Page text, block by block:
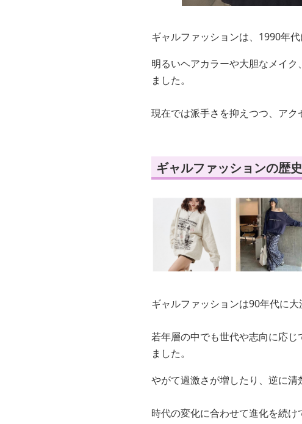
ギャルファッションは、1990年
明るいヘアカラーや大胆なメイク、
ました。
現在では派手さを抑えつつ、アク
ギャルファッションの歴
ギャルファッションは90年代に
若年層の中でも世代や志向に応
ました。
やがて過激さが増したり、逆に清
時代の変化に合わせて進化を続